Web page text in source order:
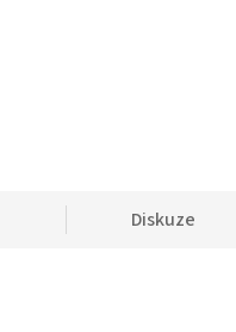
Diskuze